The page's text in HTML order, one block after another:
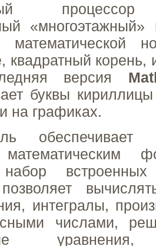
процессор
математической
квадратный корень,
версия
буквы
на графиках.
встроенных
интегралы,
числами,